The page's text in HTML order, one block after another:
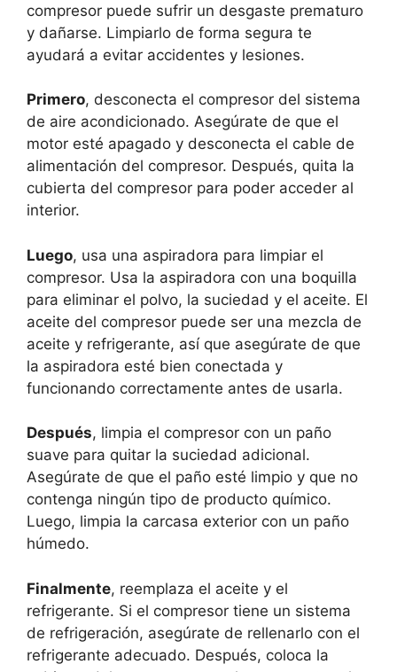
compresor puede sufrir un desgaste prematuro
y dañarse. Limpiarlo de forma segura te
ayudará a evitar accidentes y lesiones.
Primero, desconecta el compresor del sistema
de aire acondicionado. Asegúrate de que el
motor esté apagado y desconecta el cable de
alimentación del compresor. Después, quita la
cubierta del compresor para poder acceder al
interior.
Luego, usa una aspiradora para limpiar el
compresor. Usa la aspiradora con una boquilla
para eliminar el polvo, la suciedad y el aceite. El
aceite del compresor puede ser una mezcla de
aceite y refrigerante, así que asegúrate de que
la aspiradora esté bien conectada y
funcionando correctamente antes de usarla.
Después, limpia el compresor con un paño
suave para quitar la suciedad adicional.
Asegúrate de que el paño esté limpio y que no
contenga ningún tipo de producto químico.
Luego, limpia la carcasa exterior con un paño
húmedo.
Finalmente, reemplaza el aceite y el
refrigerante. Si el compresor tiene un sistema
de refrigeración, asegúrate de rellenarlo con el
refrigerante adecuado. Después, coloca la